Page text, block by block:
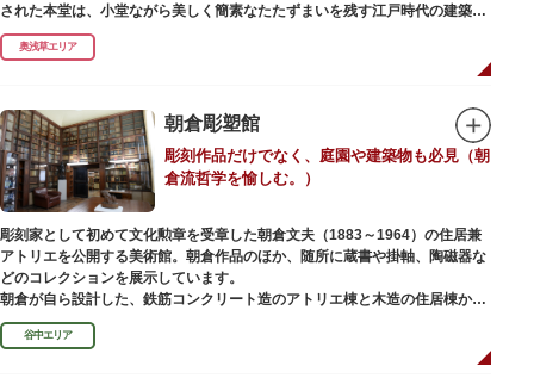
された本堂は、小堂ながら美しく簡素なたたずまいを残す江戸時代の建築様
式です。明治の大火、関東大震災、第二次大戦の戦災でも周辺を災禍から守
ったことから「火伏せの不動尊」とも呼ばれています。
の昔、すぐ近くを流れる隅田川を往来して参拝する人の目印となったのがこ
の銀杏で、今なおそのパワーを授かりに来る人も多いそうです。
また、江戸時代から伝わる布袋尊像が祀られています。その姿は肩に袋がな
くお腹が袋代わりの形をしている珍しいもので、古くから庶民に尊信されて
います。（御開帳期間 1月1日～7日）
奥浅草エリア
朝倉彫塑館
彫刻作品だけでなく、庭園や建築物も必見（朝
倉流哲学を愉しむ。）
彫刻家として初めて文化勲章を受章した朝倉文夫（1883～1964）の住居兼
アトリエを公開する美術館。朝倉作品のほか、随所に蔵書や掛軸、陶磁器な
どのコレクションを展示しています。
朝倉が自ら設計した、鉄筋コンクリート造のアトリエ棟と木造の住居棟から
なる建物は、異なる素材が違和感なく調和しています。広く門戸を開放し弟
子を育成した「朝倉彫塑塾」の教育の場としても使われました。巨石と樹木
が濃密な空間を作り出す「五典の池」を中心とした中庭、日本における屋上
谷中エリア